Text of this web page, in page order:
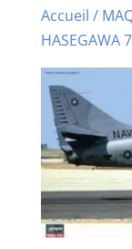
Accueil /
HASEGAWA